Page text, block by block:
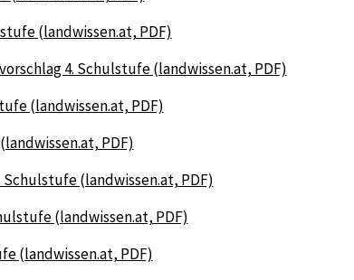
(landwissen.at, PDF)
4. Schulstufe (landwissen.at, PDF)
(landwissen.at, PDF)
PDF)
(landwissen.at, PDF)
(landwissen.at, PDF)
(landwissen.at, PDF)